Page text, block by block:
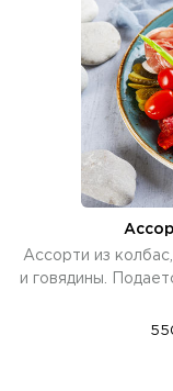
Ассорти из
и говядины.